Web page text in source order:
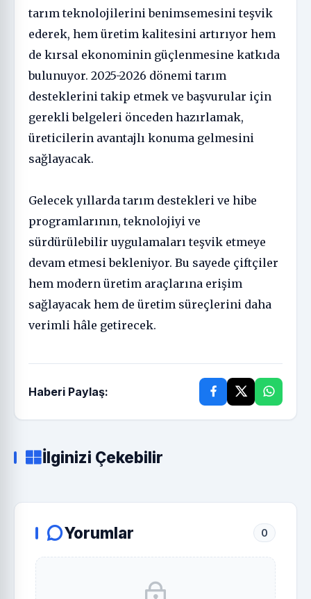
tarım teknolojilerini benimsemesini teşvik
ederek, hem üretim kalitesini artırıyor hem
de kırsal ekonominin güçlenmesine katkıda
bulunuyor. 2025-2026 dönemi tarım
desteklerini takip etmek ve başvurular için
gerekli belgeleri önceden hazırlamak,
üreticilerin avantajlı konuma gelmesini
sağlayacak.
Gelecek yıllarda tarım destekleri ve hibe
programlarının, teknolojiyi ve
sürdürülebilir uygulamaları teşvik etmeye
devam etmesi bekleniyor. Bu sayede çiftçiler
hem modern üretim araçlarına erişim
sağlayacak hem de üretim süreçlerini daha
verimli hâle getirecek.
Haberi Paylaş:
İlginizi Çekebilir
Yorumlar 0